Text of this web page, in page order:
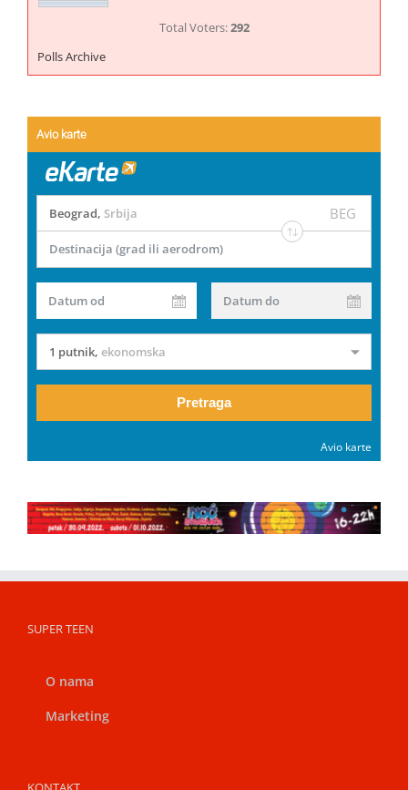
Total Voters:292
Polls Archive
Avio karte
Beograd, Srbija BEG
Destinacija (grad ili aerodrom)
Datum od Datum do
1 putnik, ekonomska
Pretraga
Avio karte
SUPER TEEN
O nama
Marketing